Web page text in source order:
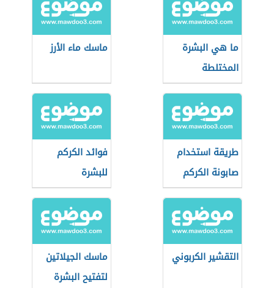
ما هي البشرة
المختلطة
ماسك ماء الأرز
طريقة استخدام
صابونة الكركم
فوائد الكركم
للبشرة
التقشير الكربوني
ماسك الجيلاتين
لتفتيح البشرة